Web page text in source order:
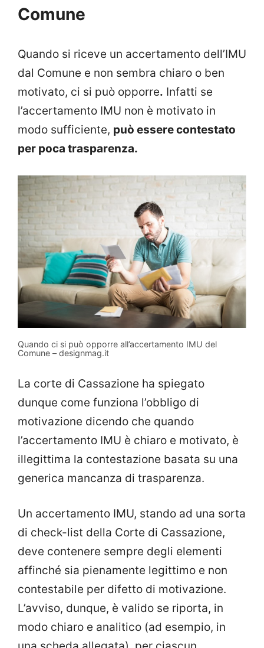
Comune
Quando si riceve un accertamento dell’IMU
dal Comune e non sembra chiaro o ben
motivato, ci si può opporre. Infatti se
l’accertamento IMU non è motivato in
modo sufficiente, può essere contestato
per poca trasparenza.
Quando ci si può opporre all’accertamento IMU del
Comune – designmag.it
La corte di Cassazione ha spiegato
dunque come funziona l’obbligo di
motivazione dicendo che quando
l’accertamento IMU è chiaro e motivato, è
illegittima la contestazione basata su una
generica mancanza di trasparenza.
Un accertamento IMU, stando ad una sorta
di check-list della Corte di Cassazione,
deve contenere sempre degli elementi
affinché sia pienamente legittimo e non
contestabile per difetto di motivazione.
L’avviso, dunque, è valido se riporta, in
modo chiaro e analitico (ad esempio, in